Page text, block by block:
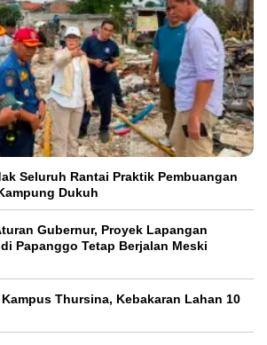
Seluruh Rantai Praktik Pembuangan
Dukuh
Gubernur, Proyek Lapangan
Papanggo Tetap Berjalan Meski
Thursina, Kebakaran Lahan 10